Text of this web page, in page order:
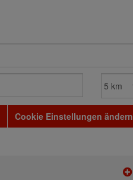
Cookie Einstellungen ändern